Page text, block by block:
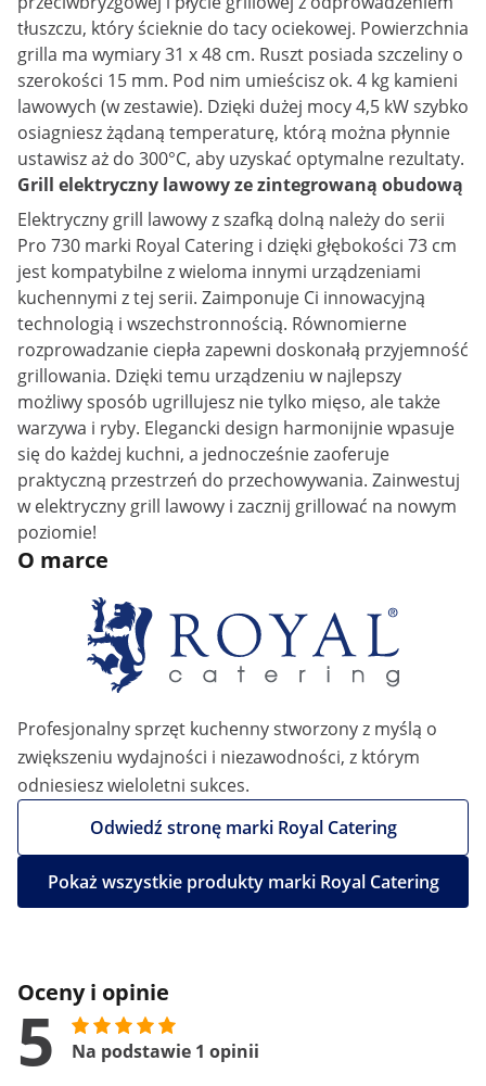
tłuszczu, który ścieknie do tacy ociekowej. Powierzchnia
grilla ma wymiary 31 x 48 cm. Ruszt posiada szczeliny o
szerokości 15 mm. Pod nim umieścisz ok. 4 kg kamieni
lawowych (w zestawie). Dzięki dużej mocy 4,5 kW szybko
osiagniesz żądaną temperaturę, którą można płynnie
ustawisz aż do 300°C, aby uzyskać optymalne rezultaty.
Grill elektryczny lawowy ze zintegrowaną obudową
Elektryczny grill lawowy z szafką dolną należy do serii
Pro 730 marki Royal Catering i dzięki głębokości 73 cm
jest kompatybilne z wieloma innymi urządzeniami
kuchennymi z tej serii. Zaimponuje Ci innowacyjną
technologią i wszechstronnością. Równomierne
rozprowadzanie ciepła zapewni doskonałą przyjemność
grillowania. Dzięki temu urządzeniu w najlepszy
możliwy sposób ugrillujesz nie tylko mięso, ale także
warzywa i ryby. Elegancki design harmonijnie wpasuje
się do każdej kuchni, a jednocześnie zaoferuje
praktyczną przestrzeń do przechowywania. Zainwestuj
w elektryczny grill lawowy i zacznij grillować na nowym
poziomie!
O marce
Profesjonalny sprzęt kuchenny stworzony z myślą o
zwiększeniu wydajności i niezawodności, z którym
odniesiesz wieloletni sukces.
Odwiedź stronę marki Royal Catering
Pokaż wszystkie produkty marki Royal Catering
Oceny i opinie
5 Na podstawie 1 opinii